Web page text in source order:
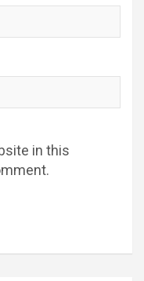
in this